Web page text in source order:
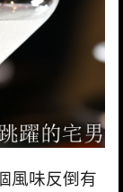
風味反倒有